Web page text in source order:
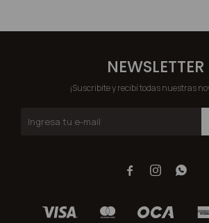
NEWSLETTER
¡Suscribite y recibí todas nuestras
  